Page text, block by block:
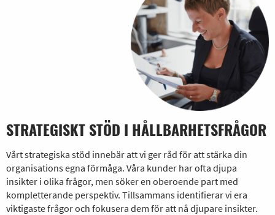
STRATEGISKT STÖD I HÅLLBARHETSFRÅGOR
Vårt strategiska stöd innebär att vi ger råd för att stärka din
organisations egna förmåga. Våra kunder har ofta djupa
insikter i olika frågor, men söker en oberoende part med
kompletterande perspektiv. Tillsammans identifierar vi era
viktigaste frågor och fokusera dem för att nå djupare insikter.